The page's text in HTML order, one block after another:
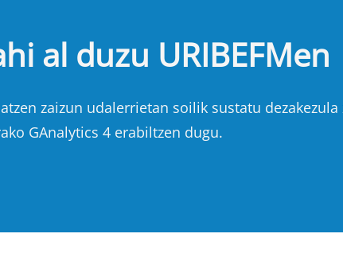
al duzu URIBEFMen
zaizun udalerrietan soilik sustatu
GAnalytics 4 erabiltzen dugu.